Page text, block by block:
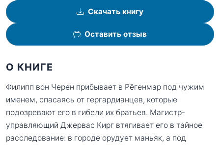
Скачать книгу
Оставить отзыв
О КНИГЕ
Филипп вон Черен прибывает в Рёгенмар под чужим
именем, спасаясь от гергардианцев, которые
подозревают его в гибели их братьев. Магистр-
управляющий Джервас Кирг втягивает его в тайное
расследование: в городе орудует маньяк, а под